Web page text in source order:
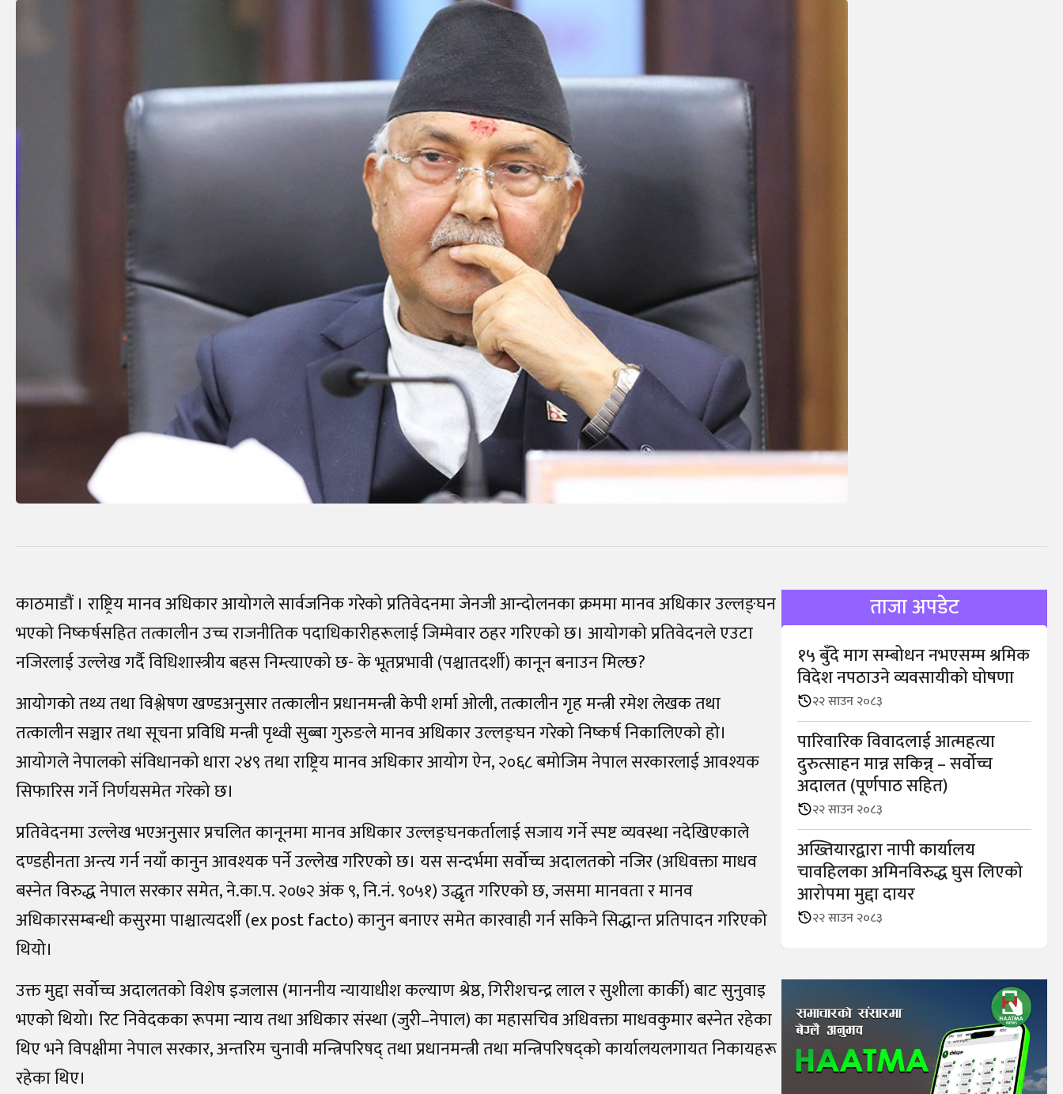
काठमाडौं । राष्ट्रिय मानव अधिकार आयोगले सार्वजनिक गरेको प्रतिवेदनमा जेनजी आन्दोलनका क्रममा मानव अधिकार उल्लङ्घन
भएको निष्कर्षसहित तत्कालीन उच्च राजनीतिक पदाधिकारीहरूलाई जिम्मेवार ठहर गरिएको छ। आयोगको प्रतिवेदनले एउटा
नजिरलाई उल्लेख गर्दै विधिशास्त्रीय बहस निम्त्याएको छ- के भूतप्रभावी (पश्चातदर्शी) कानून बनाउन मिल्छ?
आयोगको तथ्य तथा विश्लेषण खण्डअनुसार तत्कालीन प्रधानमन्त्री केपी शर्मा ओली, तत्कालीन गृह मन्त्री रमेश लेखक तथा
तत्कालीन सञ्चार तथा सूचना प्रविधि मन्त्री पृथ्वी सुब्बा गुरुङले मानव अधिकार उल्लङ्घन गरेको निष्कर्ष निकालिएको हो।
आयोगले नेपालको संविधानको धारा २४९ तथा राष्ट्रिय मानव अधिकार आयोग ऐन, २०६८ बमोजिम नेपाल सरकारलाई आवश्यक
सिफारिस गर्ने निर्णयसमेत गरेको छ।
प्रतिवेदनमा उल्लेख भएअनुसार प्रचलित कानूनमा मानव अधिकार उल्लङ्घनकर्तालाई सजाय गर्ने स्पष्ट व्यवस्था नदेखिएकाले
दण्डहीनता अन्त्य गर्न नयाँ कानुन आवश्यक पर्ने उल्लेख गरिएको छ। यस सन्दर्भमा सर्वोच्च अदालतको नजिर (अधिवक्ता माधव
बस्नेत विरुद्ध नेपाल सरकार समेत, ने.का.प. २०७२ अंक ९, नि.नं. ९०५१) उद्धृत गरिएको छ, जसमा मानवता र मानव
अधिकारसम्बन्धी कसुरमा पाश्चात्यदर्शी (ex post facto) कानुन बनाएर समेत कारवाही गर्न सकिने सिद्धान्त प्रतिपादन गरिएको
थियो।
उक्त मुद्दा सर्वोच्च अदालतको विशेष इजलास (माननीय न्यायाधीश कल्याण श्रेष्ठ, गिरीशचन्द्र लाल र सुशीला कार्की) बाट सुनुवाइ
भएको थियो। रिट निवेदकका रूपमा न्याय तथा अधिकार संस्था (जुरी–नेपाल) का महासचिव अधिवक्ता माधवकुमार बस्नेत रहेका
थिए भने विपक्षीमा नेपाल सरकार, अन्तरिम चुनावी मन्त्रिपरिषद् तथा प्रधानमन्त्री तथा मन्त्रिपरिषद्को कार्यालयलगायत निकायहरू
रहेका थिए।
ताजा अपडेट
१५ बुँदे माग सम्बोधन नभएसम्म श्रमिक
विदेश नपठाउने व्यवसायीको घोषणा
२२ साउन २०८३
पारिवारिक विवादलाई आत्महत्या
दुरुत्साहन मान्न सकिन्न् – सर्वोच्च
अदालत (पूर्णपाठ सहित)
२२ साउन २०८३
अख्तियारद्वारा नापी कार्यालय
चावहिलका अमिनविरुद्ध घुस लिएको
आरोपमा मुद्दा दायर
२२ साउन २०८३